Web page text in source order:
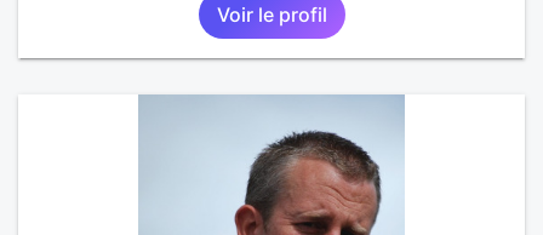
Voir le profil